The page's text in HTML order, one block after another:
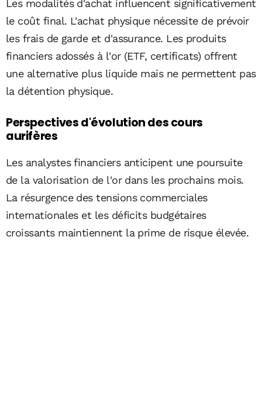
Les modalités d'achat influencent significativement
le coût final. L'achat physique nécessite de prévoir
les frais de garde et d'assurance. Les produits
financiers adossés à l'or (ETF, certificats) offrent
une alternative plus liquide mais ne permettent pas
la détention physique.
Perspectives d'évolution des cours
aurifères
Les analystes financiers anticipent une poursuite
de la valorisation de l'or dans les prochains mois.
La résurgence des tensions commerciales
internationales et les déficits budgétaires
croissants maintiennent la prime de risque élevée.